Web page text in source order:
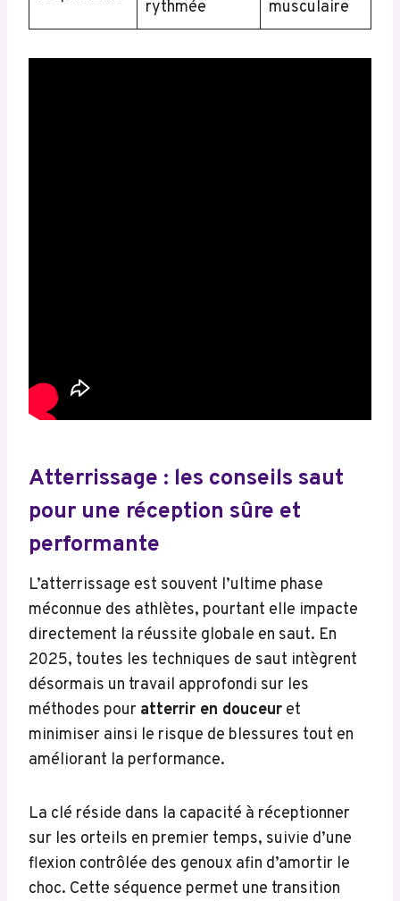
rythmée
musculaire
Atterrissage : les conseils saut
pour une réception sûre et
performante
L’atterrissage est souvent l’ultime phase
méconnue des athlètes, pourtant elle impacte
directement la réussite globale en saut. En
2025, toutes les techniques de saut intègrent
désormais un travail approfondi sur les
méthodes pour atterrir en douceur et
minimiser ainsi le risque de blessures tout en
améliorant la performance.
La clé réside dans la capacité à réceptionner
sur les orteils en premier temps, suivie d’une
flexion contrôlée des genoux afin d’amortir le
choc. Cette séquence permet une transition